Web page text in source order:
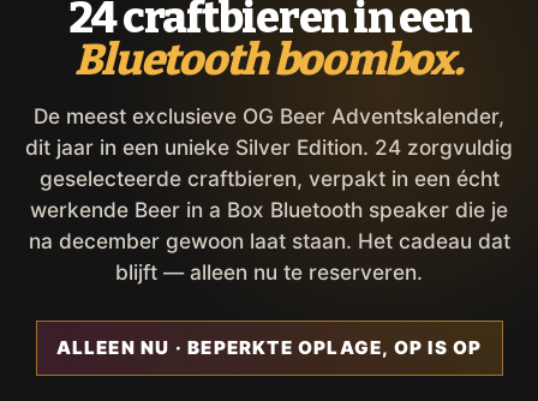
24 craftbieren in een
Bluetooth boombox.
De meest exclusieve OG Beer Adventskalender,
dit jaar in een unieke Silver Edition. 24 zorgvuldig
geselecteerde craftbieren, verpakt in een écht
werkende Beer in a Box Bluetooth speaker die je
na december gewoon laat staan. Het cadeau dat
blijft — alleen nu te reserveren.
ALLEEN NU · BEPERKTE OPLAGE, OP IS OP